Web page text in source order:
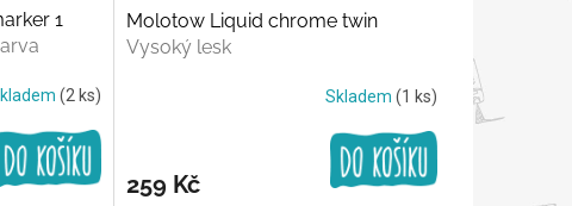
1
(2 ks)
Molotow Liquid chrome twin
Vysoký lesk
Skladem (1 ks)
259 Kč